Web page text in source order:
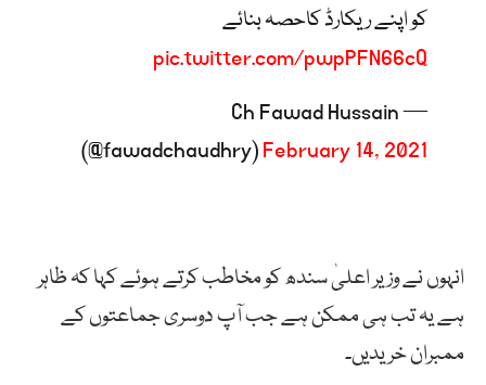
کو اپنے ریکارڈ کاحصہ بنائے
pic.twitter.com/pwpPFN66cQ
— Ch Fawad Hussain
(@fawadchaudhry)February 14, 2021
انہوں نے وزیر اعلیٰ سندھ کو مخاطب کرتے ہوئے کہا کہ ظاہر
ہے یہ تب ہی ممکن ہے جب آپ دوسری جماعتوں کے
ممبران خریدیں۔